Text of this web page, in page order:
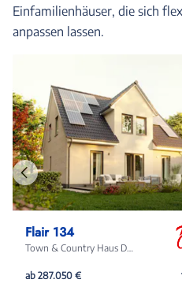
Einfamilienhäuser, die sich
anpassen lassen.
Flair 134
Town & Country Haus Deutschland
ab 287.050 €
Vorheriges
Haus